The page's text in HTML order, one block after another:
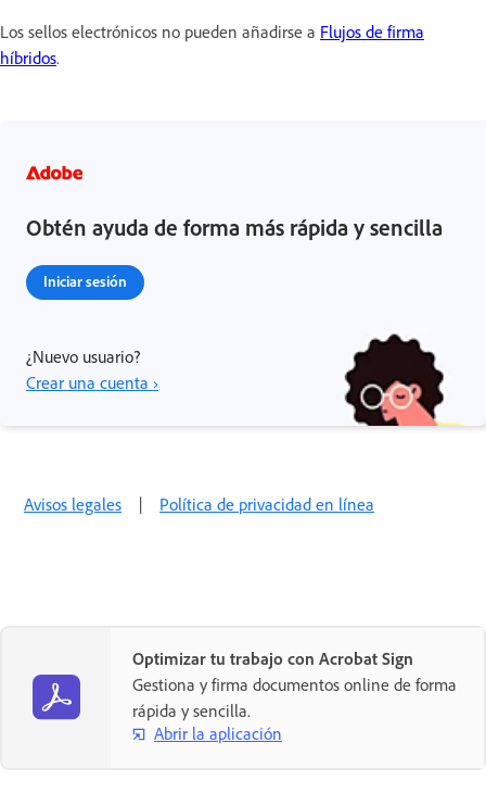
Los sellos electrónicos no pueden añadirse a Flujos de firma
híbridos.
Obtén ayuda de forma más rápida y sencilla
Iniciar sesión
¿Nuevo usuario?
Crear una cuenta ›
Avisos legales | Política de privacidad en línea
Optimizar tu trabajo con Acrobat Sign
Gestiona y firma documentos online de forma
rápida y sencilla.
Abrir la aplicación